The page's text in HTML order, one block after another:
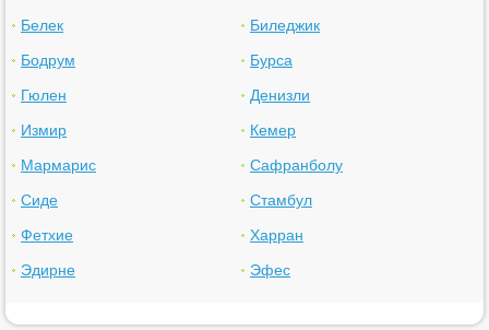
Белек
Биледжик
Бодрум
Бурса
Гюлен
Денизли
Измир
Кемер
Мармарис
Сафранболу
Сиде
Стамбул
Фетхие
Харран
Эдирне
Эфес